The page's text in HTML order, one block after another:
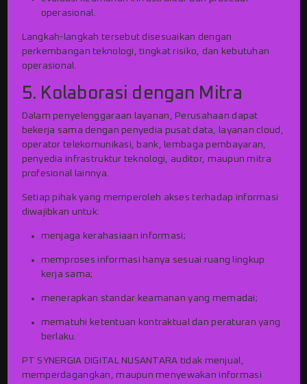
operasional.
Langkah-langkah tersebut disesuaikan dengan
perkembangan teknologi, tingkat risiko, dan kebutuhan
operasional.
5. Kolaborasi dengan Mitra
Dalam penyelenggaraan layanan, Perusahaan dapat
bekerja sama dengan penyedia pusat data, layanan cloud,
operator telekomunikasi, bank, lembaga pembayaran,
penyedia infrastruktur teknologi, auditor, maupun mitra
profesional lainnya.
Setiap pihak yang memperoleh akses terhadap informasi
diwajibkan untuk:
menjaga kerahasiaan informasi;
memproses informasi hanya sesuai ruang lingkup
kerja sama;
menerapkan standar keamanan yang memadai;
mematuhi ketentuan kontraktual dan peraturan yang
berlaku.
PT SYNERGIA DIGITAL NUSANTARA tidak menjual,
memperdagangkan, maupun menyewakan informasi